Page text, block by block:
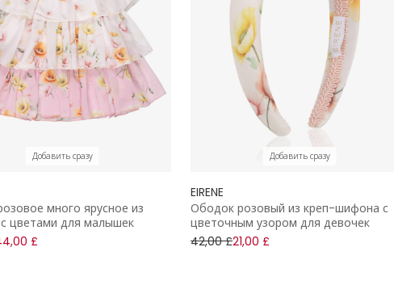
Добавить сразу
много ярусное из
цветами для малышек
£
Добавить сразу
EIRENE
Ободок розовый из креп-шифона с
цветочным узором для девочек
42,00 £21,00 £